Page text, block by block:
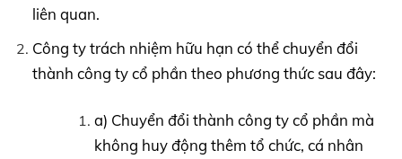
liên quan.
Công ty trách nhiệm hữu hạn có thể chuyển đổi
thành công ty cổ phần theo phương thức sau đây:
a) Chuyển đổi thành công ty cổ phần mà
không huy động thêm tổ chức, cá nhân